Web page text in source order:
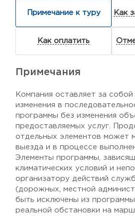
Примечание к туру Как
Как оплатить
Примечания
Компания оставляет за
изменения в
программы без изменения
предоставляемых услуг.
отдельных элементов может
выезда и в процессе
Элементы программы,
климатических условий и
организатору действий
(дорожных, местной
быть исключены из
реальной обстановки на